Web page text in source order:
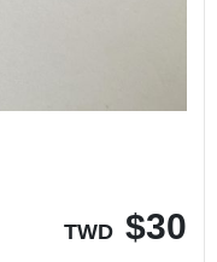
TWD $30